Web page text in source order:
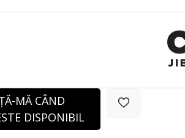
MĂ CÂND
DISPONIBIL